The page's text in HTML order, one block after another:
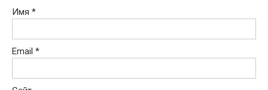
Имя *
Email *